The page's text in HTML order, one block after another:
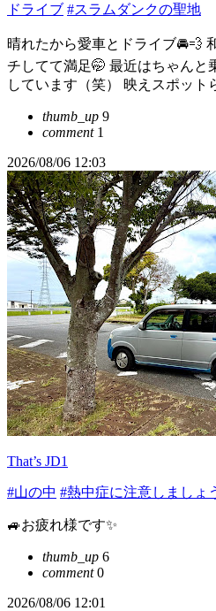
ドライブ #スラムダンクの聖地
晴れたから愛車とドライブ🚘💨
チしてて満足🤭 最近はちゃんと
しています（笑） 映えスポット
thumb_up 9
comment1
2026/08/06 12:03
That’s JD1
#山の中 #熱中症に注意しましょ
🚙お疲れ様です✨
thumb_up 6
comment0
2026/08/06 12:01